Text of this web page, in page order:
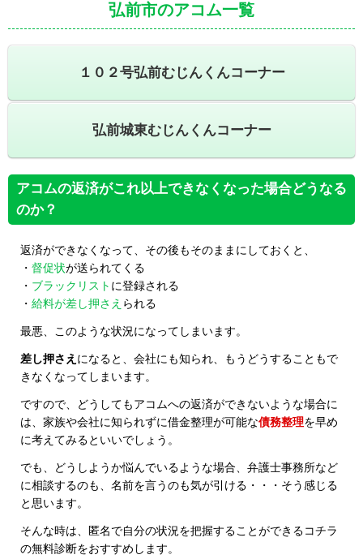
弘前市のアコム一覧
１０２号弘前むじんくんコーナー
弘前城東むじんくんコーナー
アコムの返済がこれ以上できなくなった場合どうなる
のか？
返済ができなくなって、その後もそのままにしておくと、
・ 督促状が送られてくる
・ ブラックリスト に登録される
・ 給料が差し押さえ られる
最悪、このような状況になってしまいます。
差し押さえ になると、会社にも知られ、もうどうすることもで
きなくなってしまいます。
ですので、どうしてもアコムへの返済ができないような場合に
は、家族や会社に知られずに借金整理が可能な債務整理を早め
に考えてみるといいでしょう。
でも、どうしようか悩んでいるような場合、弁護士事務所など
に相談するのも、名前を言うのも気が引ける・・・そう感じる
と思います。
そんな時は、匿名で自分の状況を把握することができるコチラ
の無料診断をおすすめします。